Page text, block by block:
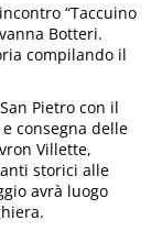
“Taccuino
Botteri.
compilando il
Pietro con il
consegna delle
Villette,
storici alle
avrà luogo